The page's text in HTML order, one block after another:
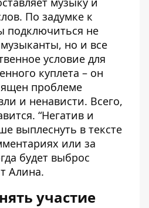
По задумке к
подключиться не
но и все
условие для
куплета – он
проблеме
и ненависти. Всего,
“Негатив и
выплеснуть в тексте
или за
будет выброс
Алина.
участие